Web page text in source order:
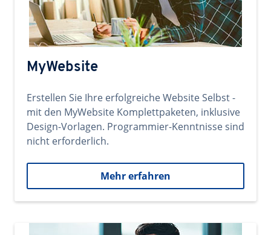
MyWebsite
Erstellen Sie Ihre erfolgreiche Website Selbst -
mit den MyWebsite Komplettpaketen, inklusive
Design-Vorlagen. Programmier-Kenntnisse sind
nicht erforderlich.
Mehr erfahren